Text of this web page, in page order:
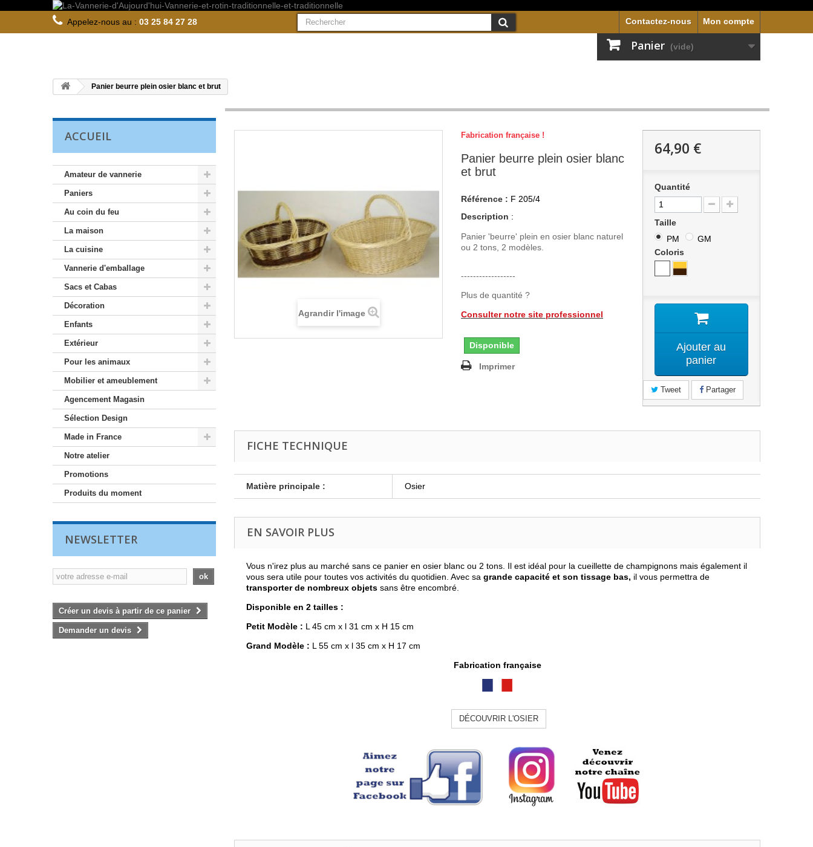
Mon compte
Contactez-nous
Appelez-nous au : 03 25 84 27 28
Panier (vide)
Panier beurre plein osier blanc et brut
ACCUEIL
Amateur de vannerie
Paniers
Au coin du feu
La maison
La cuisine
Vannerie d'emballage
Sacs et Cabas
Décoration
Enfants
Extérieur
Pour les animaux
Mobilier et ameublement
Agencement Magasin
Sélection Design
Made in France
Notre atelier
Promotions
Produits du moment
NEWSLETTER
ok
Créer un devis à partir de ce panier
Demander un devis
Agrandir l'image
Fabrication française !
Panier beurre plein osier blanc
et brut
Référence : F 205/4
Description :
Panier 'beurre' plein en osier blanc naturel
ou 2 tons, 2 modèles.
------------------
Plus de quantité ?
Consulter notre site professionnel
Disponible
Imprimer
64,90 €
Quantité
Taille
PM
GM
Coloris
Ajouter au
panier
Tweet Partager
FICHE TECHNIQUE
Matière principale : Osier
EN SAVOIR PLUS
Vous n'irez plus au marché sans ce panier en osier blanc ou 2 tons. Il est idéal pour la cueillette de champignons mais également il
vous sera utile pour toutes vos activités du quotidien. Avec sa grande capacité et son tissage bas, il vous permettra de
transporter de nombreux objets sans être encombré.
Disponible en 2 tailles :
Petit Modèle : L 45 cm x l 31 cm x H 15 cm
Grand Modèle : L 55 cm x l 35 cm x H 17 cm
Fabrication française
DÉCOUVRIR L'OSIER